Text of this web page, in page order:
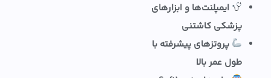
ایمپلنت‌ها و ابزارهای
پزشکی کاشتنی
پروتزهای پیشرفته با
طول عمر بالا